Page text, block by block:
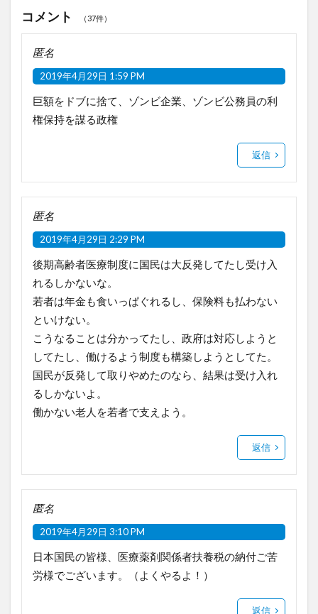
コメント （37件）
匿名
2019年4月29日 1:59 PM
巨額をドブに捨て、ゾンビ企業、ゾンビ公務員の利
権保持を謀る政権
返信
匿名
2019年4月29日 2:29 PM
後期高齢者医療制度に国民は大反発してたし受け入
れるしかないな。
若者は年金も食いっぱぐれるし、保険料も払わない
といけない。
こうなることは分かってたし、政府は対応しようと
してたし、働けるよう制度も構築しようとしてた。
国民が反発して取りやめたのなら、結果は受け入れ
るしかないよ。
働かない老人を若者で支えよう。
返信
匿名
2019年4月29日 3:10 PM
日本国民の皆様、医療薬剤関係者扶養税の納付ご苦
労様でございます。（よくやるよ！）
返信